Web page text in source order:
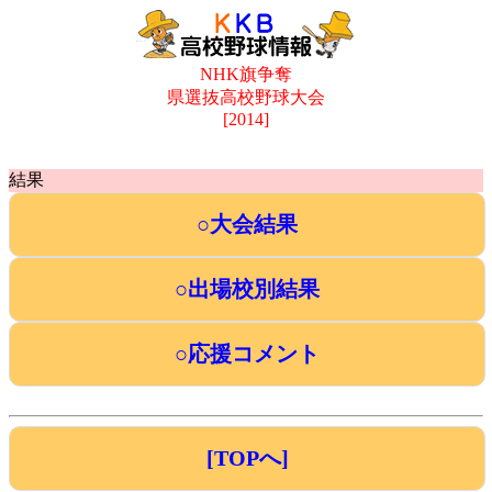
NHK旗争奪
県選抜高校野球大会
[2014]
結果
○大会結果
○出場校別結果
○応援コメント
[TOPへ]